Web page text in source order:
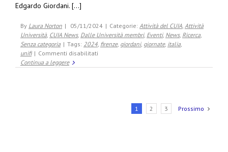
CUIA
in
Edgardo Giordani. [...]
By Laura Norton | 05/11/2024 | Categorie: Attività del CUIA, Attività
Università, CUIA News, Dalle Università membri, Eventi, News, Ricerca,
Senza categoria | Tags: 2024, firenze, giordani, giornate, italia,
unifi | Commenti disabilitati
Continua a leggere
1 2 3 Prossimo